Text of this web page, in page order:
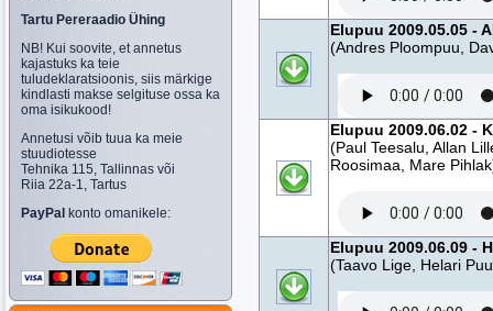
Tartu Pereraadio Ühing
NB! Kui soovite, et annetus
kajastuks ka teie
tuludeklaratsioonis, siis märkige
kindlasti makse selgituse ossa ka
oma isikukood!
Annetusi võib tuua ka meie
stuudiotesse
Tehnika 115, Tallinnas või
Riia 22a-1, Tartus
PayPal konto omanikele:
Elupuu 2009.05.05 -
(Andres Ploompuu,
Elupuu 2009.06.02 -
(Paul Teesalu, Allan
Roosimaa, Mare
Elupuu 2009.06.09 -
(Taavo Lige, Helari